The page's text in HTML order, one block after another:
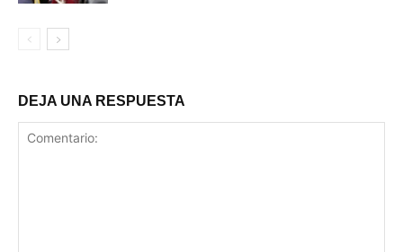
DEJA UNA RESPUESTA